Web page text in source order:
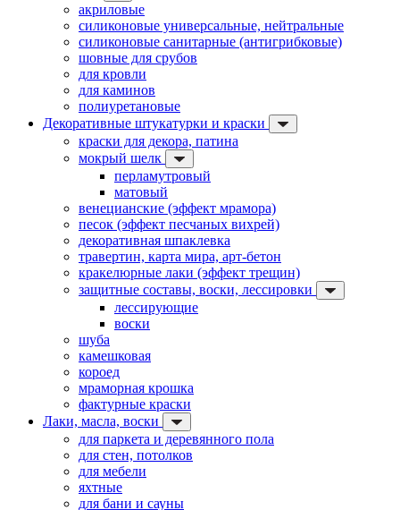
акриловые
силиконовые универсальные, нейтральные
силиконовые санитарные (антигрибковые)
шовные для срубов
для кровли
для каминов
полиуретановые
Декоративные штукатурки и краски
краски для декора, патина
мокрый шелк
перламутровый
матовый
венецианские (эффект мрамора)
песок (эффект песчаных вихрей)
декоративная шпаклевка
травертин, карта мира, арт-бетон
кракелюрные лаки (эффект трещин)
защитные составы, воски, лессировки
лессирующие
воски
шуба
камешковая
короед
мраморная крошка
фактурные краски
Лаки, масла, воски
для паркета и деревянного пола
для стен, потолков
для мебели
яхтные
для бани и сауны